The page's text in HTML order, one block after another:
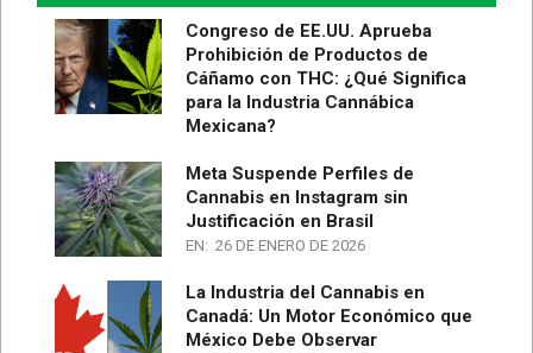
Congreso de EE.UU. Aprueba
Prohibición de Productos de
Cáñamo con THC: ¿Qué Significa
para la Industria Cannábica
Mexicana?
Meta Suspende Perfiles de
Cannabis en Instagram sin
Justificación en Brasil
EN: 26 DE ENERO DE 2026
La Industria del Cannabis en
Canadá: Un Motor Económico que
México Debe Observar